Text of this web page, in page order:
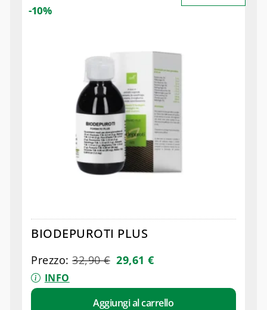
BIODEPUROTI PLUS
Prezzo:32,90€ 29,61€
INFO
Aggiungi al carrello
-10%